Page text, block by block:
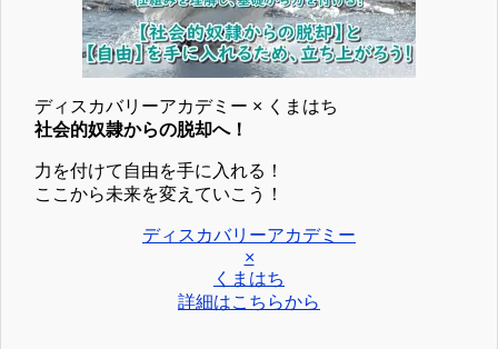
ディスカバリーアカデミー × くまはち
社会的奴隷からの脱却へ！
力を付けて自由を手に入れる！
ここから未来を変えていこう！
ディスカバリーアカデミー
×
くまはち
詳細はこちらから